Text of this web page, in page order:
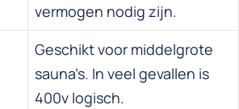
vermogen nodig zijn.
Geschikt voor middelgrote
sauna’s. In veel gevallen is
400v logisch.